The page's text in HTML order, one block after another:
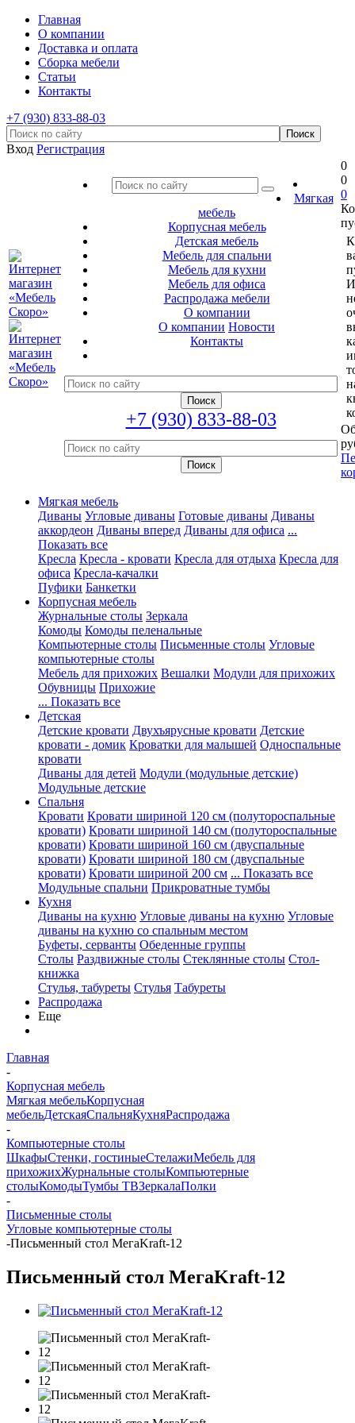
Главная
О компании
Доставка и оплата
Сборка мебели
Статьи
Контакты
+7 (930) 833-88-03
Вход Регистрация
Мягкая
мебель
Корпусная мебель
Детская мебель
Мебель для спальни
Мебель для кухни
Мебель для офиса
Распродажа мебели
О компании
О компании Новости
Контакты
+7 (930) 833-88-03
0
0
0
Мягкая мебель
Диваны Угловые диваны Готовые диваны Диваны
аккордеон Диваны вперед Диваны для офиса ...
Показать все
Кресла Кресла - кровати Кресла для отдыха Кресла для
офиса Кресла-качалки
Пуфики Банкетки
Корпусная мебель
Журнальные столы Зеркала
Комоды Комоды пеленальные
Компьютерные столы Письменные столы Угловые
компьютерные столы
Мебель для прихожих Вешалки Модули для прихожих
Обувницы Прихожие
... Показать все
Детская
Детские кровати Двухъярусные кровати Детские
кровати - домик Кроватки для малышей Односпальные
кровати
Диваны для детей Модули (модульные детские)
Модульные детские
Спальня
Кровати Кровати шириной 120 см (полутороспальные
кровати) Кровати шириной 140 см (полутороспальные
кровати) Кровати шириной 160 см (двуспальные
кровати) Кровати шириной 180 см (двуспальные
кровати) Кровати шириной 200 см ... Показать все
Модульные спальни Прикроватные тумбы
Кухня
Диваны на кухню Угловые диваны на кухню Угловые
диваны на кухню со спальным местом
Буфеты, серванты Обеденные группы
Столы Раздвижные столы Стеклянные столы Стол-
книжка
Стулья, табуреты Стулья Табуреты
Распродажа
Еще
Главная
-
Корпусная мебель
Мягкая мебельКорпусная
мебельДетскаяСпальняКухняРаспродажа
-
Компьютерные столы
ШкафыСтенки, гостиныеСтелажиМебель для
прихожихЖурнальные столыКомпьютерные
столыКомодыТумбы ТВЗеркалаПолки
-
Письменные столы
Угловые компьютерные столы
-Письменный стол МегаKraft-12
Письменный стол МегаKraft-12